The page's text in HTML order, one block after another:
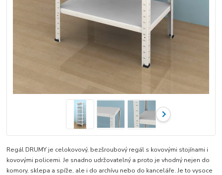
Regál DRUMY je celokovový, bezšroubový regál s kovovými stojínami i
kovovými policemi. Je snadno udržovatelný a proto je vhodný nejen do
komory, sklepa a spíže, ale i do archívu nebo do kanceláře. Je to vysoce